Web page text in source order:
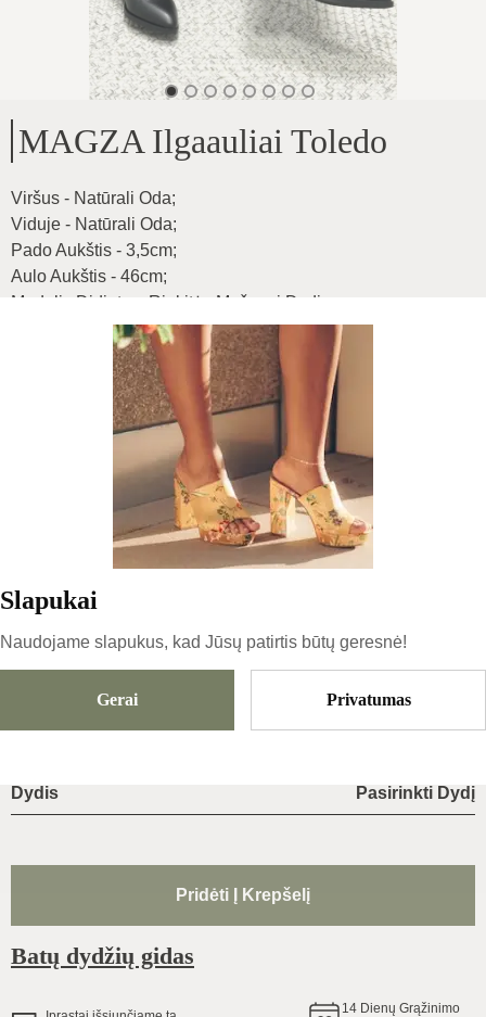
Slapukai
Naudojame slapukus, kad Jūsų patirtis būtų geresnė!
Gerai Privatumas
MAGZA Ilgaauliai Toledo
Viršus - Natūrali Oda;
Viduje - Natūrali Oda;
Pado Aukštis - 3,5cm;
Aulo Aukštis - 46cm;
Modelis Didintas, Rinkitės Mažesnį Dydį
4hVhIs99MZu5o6nT29BM
Kopijuoti
189€|-20%
151.2€
Dydis Pasirinkti Dydį
Pridėti Į Krepšelį
Batų dydžių gidas
14 Dienų Grąžinimo